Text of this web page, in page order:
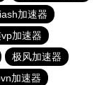
加速器
加速器
极风加速器
加速器